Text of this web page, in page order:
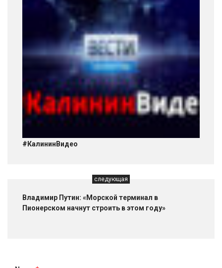
#КалининВидео
следующая
Владимир Путин: «Морской терминал в
Пионерском начнут строить в этом году»